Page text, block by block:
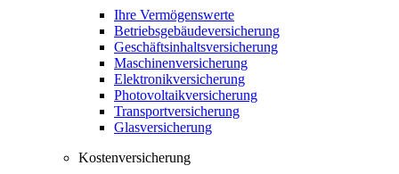
Ihre Vermögenswerte
Betriebsgebäudeversicherung
Geschäftsinhaltsversicherung
Maschinenversicherung
Elektronikversicherung
Photovoltaikversicherung
Transportversicherung
Glasversicherung
Kostenversicherung